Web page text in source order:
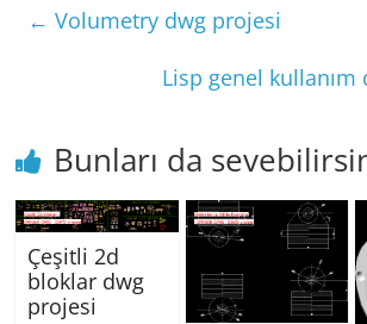
← Volumetry dwg projesi
Lisp genel kullanım
Bunları da
Çeşitli 2d
bloklar dwg
projesi